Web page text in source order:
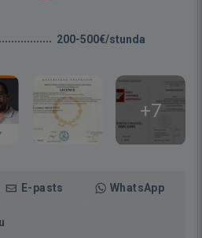
200-500€/stunda
+7
E-pasts WhatsApp